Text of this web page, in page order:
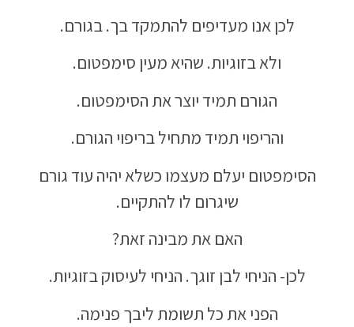
לכן אנו מעדיפים להתמקד בך. בגורם.
ולא בזוגיות. שהיא מעין סימפטום.
הגורם תמיד יוצר את הסימפטום.
והריפוי תמיד מתחיל בריפוי הגורם.
הסימפטום יעלם מעצמו כשלא יהיה עוד גורם
שיגרום לו להתקיים.
האם את מבינה זאת?
לכן- הניחי לבן זוגך. הניחי לעיסוק בזוגיות.
הפני את כל תשומת ליבך פנימה.